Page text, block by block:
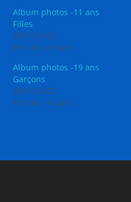
Album photos -11 ans
Filles
24/10/2022
Article similaire
Album photos -19 ans
Garçons
24/10/2022
Article similaire